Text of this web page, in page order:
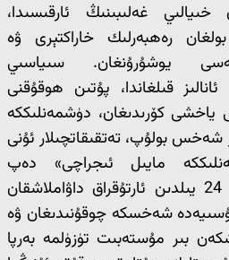
خىيالىي غەلىبىنىڭ ئارقىسىدا،
رەھبەرلىك خاراكتېرى ۋە
يوشۇرۇنغان. سىياسىي
قىلغاندا، پۇتىن ھوقۇقنى
ياخشى كۆرىدىغان، دۈشمەنلىككە
شەخس بولۇپ، تەتقىقاتچىلار ئۇنى
مايىل ئىجراچى» دەپ
سۈپەتلەيدۇ3. ئۇ ئۆزىنىڭ 24 يىلدىن ئارتۇقراق داۋاملاشقان
شەخسكە چوقۇنىدىغان ۋە
بىر مۇستەبىت تۈزۈلمە بەرپا